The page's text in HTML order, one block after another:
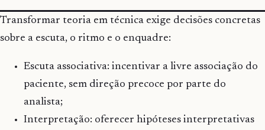
Transformar teoria em técnica exige decisões concretas
sobre a escuta, o ritmo e o enquadre:
Escuta associativa: incentivar a livre associação do
paciente, sem direção precoce por parte do
analista;
Interpretação: oferecer hipóteses interpretativas